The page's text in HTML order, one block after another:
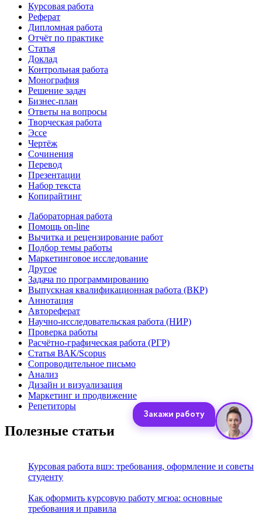
Курсовая работа
Реферат
Дипломная работа
Отчёт по практике
Статья
Доклад
Контрольная работа
Монография
Решение задач
Бизнес-план
Ответы на вопросы
Творческая работа
Эссе
Чертёж
Сочинения
Перевод
Презентации
Набор текста
Копирайтинг
Лабораторная работа
Помощь on-line
Вычитка и рецензирование работ
Подбор темы работы
Маркетинговое исследование
Другое
Задача по программированию
Выпускная квалификационная работа (ВКР)
Аннотация
Автореферат
Научно-исследовательская работа (НИР)
Проверка работы
Расчётно-графическая работа (РГР)
Статья ВАК/Scopus
Сопроводительное письмо
Анализ
Дизайн и визуализация
Маркетинг и продвижение
Репетиторы
Полезные статьи
Курсовая работа вшэ: требования, оформление и советы
студенту
Как оформить курсовую работу мгюа: основные
требования и правила